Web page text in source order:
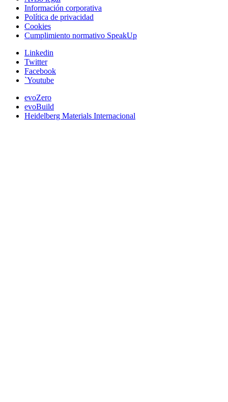
Información corporativa
Política de privacidad
Cookies
Cumplimiento normativo SpeakUp
Linkedin
Twitter
Facebook
`Youtube
evoZero
evoBuild
Heidelberg Materials Internacional